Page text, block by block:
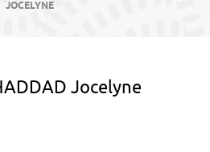
JOCELYNE
Jocelyne